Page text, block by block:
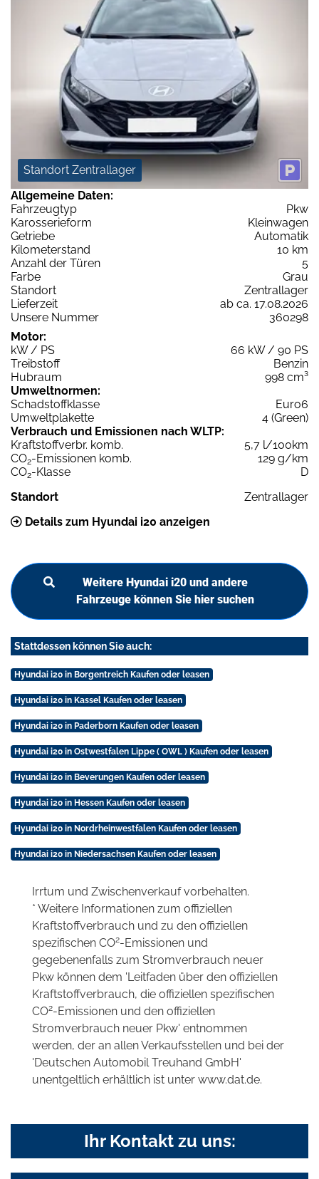
Standort Zentrallager
Allgemeine Daten:
Fahrzeugtyp
Pkw
Karosserieform
Kleinwagen
Getriebe
Automatik
Kilometerstand
10 km
Anzahl der Türen
5
Farbe
Grau
Standort
Zentrallager
Lieferzeit
ab ca. 17.08.2026
Unsere Nummer
360298
Motor:
kW / PS
66 kW / 90 PS
Treibstoff
Benzin
Hubraum
998 cm³
Umweltnormen:
Schadstoffklasse
Euro6
Umweltplakette
4 (Green)
Verbrauch und Emissionen nach WLTP:
Kraftstoffverbr. komb.
5,7 l/100km
CO2-Emissionen komb.
129 g/km
CO2-Klasse
D
Standort
Zentrallager
Details zum Hyundai i20 anzeigen
Weitere Hyundai i20 und andere
Fahrzeuge können Sie hier suchen
Stattdessen können Sie auch:
Hyundai i20 in Borgentreich Kaufen oder leasen
Hyundai i20 in Kassel Kaufen oder leasen
Hyundai i20 in Paderborn Kaufen oder leasen
Hyundai i20 in Ostwestfalen Lippe ( OWL ) Kaufen oder leasen
Hyundai i20 in Beverungen Kaufen oder leasen
Hyundai i20 in Hessen Kaufen oder leasen
Hyundai i20 in Nordrheinwestfalen Kaufen oder leasen
Hyundai i20 in Niedersachsen Kaufen oder leasen
Irrtum und Zwischenverkauf vorbehalten.
* Weitere Informationen zum offiziellen
Kraftstoffverbrauch und zu den offiziellen
spezifischen CO2-Emissionen und
gegebenenfalls zum Stromverbrauch neuer
Pkw können dem 'Leitfaden über den offiziellen
Kraftstoffverbrauch, die offiziellen spezifischen
CO2-Emissionen und den offiziellen
Stromverbrauch neuer Pkw' entnommen
werden, der an allen Verkaufsstellen und bei der
'Deutschen Automobil Treuhand GmbH'
unentgeltlich erhältlich ist unter www.dat.de.
Ihr Kontakt zu uns: